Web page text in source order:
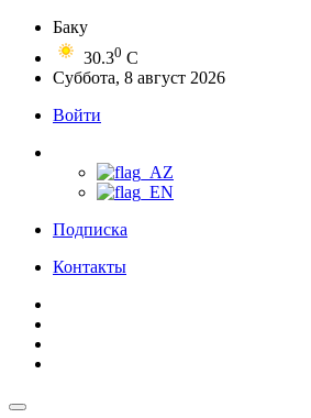
Баку
30.30 C
Суббота, 8 август 2026
Войти
Подписка
Контакты